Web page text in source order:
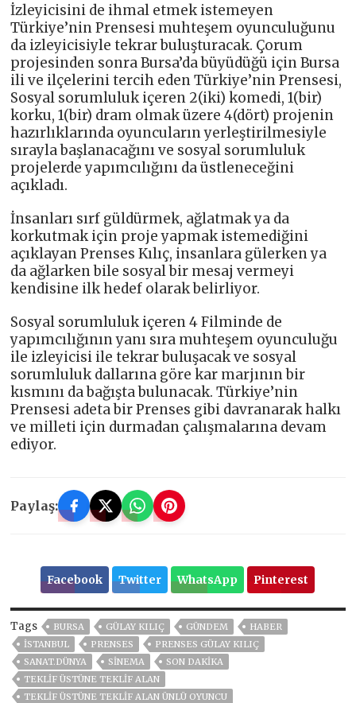
İzleyicisini de ihmal etmek istemeyen
Türkiye’nin Prensesi muhteşem oyunculuğunu
da izleyicisiyle tekrar buluşturacak. Çorum
projesinden sonra Bursa’da büyüdüğü için Bursa
ili ve ilçelerini tercih eden Türkiye’nin Prensesi,
Sosyal sorumluluk içeren 2(iki) komedi, 1(bir)
korku, 1(bir) dram olmak üzere 4(dört) projenin
hazırlıklarında oyuncuların yerleştirilmesiyle
sırayla başlanacağını ve sosyal sorumluluk
projelerde yapımcılığını da üstleneceğini
açıkladı.
İnsanları sırf güldürmek, ağlatmak ya da
korkutmak için proje yapmak istemediğini
açıklayan Prenses Kılıç, insanlara gülerken ya
da ağlarken bile sosyal bir mesaj vermeyi
kendisine ilk hedef olarak belirliyor.
Sosyal sorumluluk içeren 4 Filminde de
yapımcılığının yanı sıra muhteşem oyunculuğu
ile izleyicisi ile tekrar buluşacak ve sosyal
sorumluluk dallarına göre kar marjının bir
kısmını da bağışta bulunacak. Türkiye’nin
Prensesi adeta bir Prenses gibi davranarak halkı
ve milleti için durmadan çalışmalarına devam
ediyor.
Paylaş:
Facebook Twitter WhatsApp Pinterest
Tags BURSA GÜLAY KILIÇ GÜNDEM
HABER
ISTANBUL
PRENSES
PRENSES GÜLAY KILIÇ
SANAT.DÜNYA
SINEMA
SON DAKIKA
TEKLIF ÜSTÜNE TEKLIF ALAN
TEKLIF ÜSTÜNE TEKLIF ALAN ÜNLÜ OYUNCU